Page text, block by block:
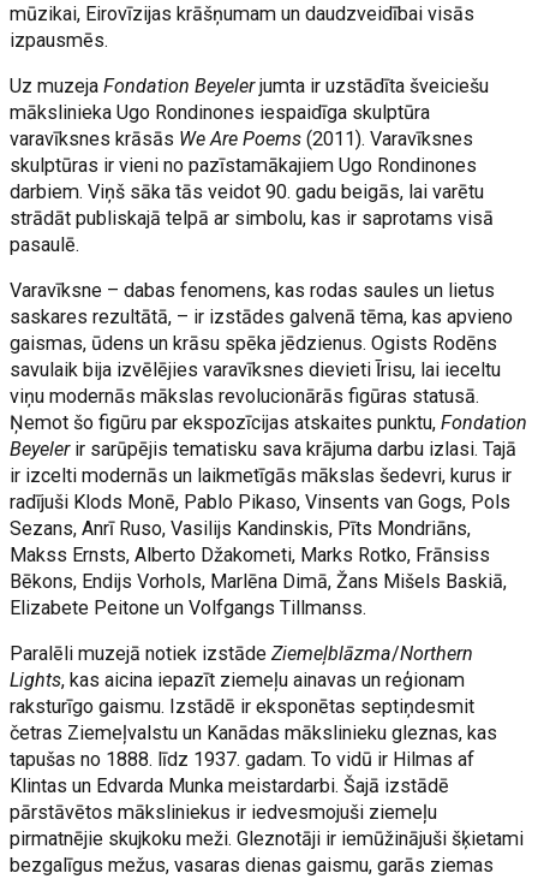
mūzikai, Eirovīzijas krāšņumam un daudzveidībai visās
izpausmēs.
Uz muzejaFondation Beyelerjumta ir uzstādīta šveiciešu
mākslinieka Ugo Rondinones iespaidīga skulptūra
varavīksnes krāsās We Are Poems (2011). Varavīksnes
skulptūras ir vieni no pazīstamākajiem Ugo Rondinones
darbiem. Viņš sāka tās veidot 90. gadu beigās, lai varētu
strādāt publiskajā telpā ar simbolu, kas ir saprotams visā
pasaulē.
Varavīksne – dabas fenomens, kas rodas saules un lietus
saskares rezultātā, – ir izstādes galvenā tēma, kas apvieno
gaismas, ūdens un krāsu spēka jēdzienus. Ogists Rodēns
savulaik bija izvēlējies varavīksnes dievieti Īrisu, lai ieceltu
viņu modernās mākslas revolucionārās figūras statusā.
Ņemot šo figūru par ekspozīcijas atskaites punktu,Fondation
Beyelerir sarūpējis tematisku sava krājuma darbu izlasi. Tajā
ir izcelti modernās un laikmetīgās mākslas šedevri, kurus ir
radījuši Klods Monē, Pablo Pikaso, Vinsents van Gogs, Pols
Sezans, Anrī Ruso, Vasilijs Kandinskis, Pīts Mondriāns,
Makss Ernsts, Alberto Džakometi, Marks Rotko, Frānsiss
Bēkons, Endijs Vorhols, Marlēna Dimā, Žans Mišels Baskiā,
Elizabete Peitone un Volfgangs Tillmanss.
Paralēli muzejā notiek izstādeZiemeļblāzma/Northern
Lights, kas aicina iepazīt ziemeļu ainavas un reģionam
raksturīgo gaismu. Izstādē ir eksponētas septiņdesmit
četras Ziemeļvalstu un Kanādas mākslinieku gleznas, kas
tapušas no 1888. līdz 1937. gadam. To vidū ir Hilmas af
Klintas un Edvarda Munka meistardarbi. Šajā izstādē
pārstāvētos māksliniekus ir iedvesmojuši ziemeļu
pirmatnējie skujkoku meži. Gleznotāji ir iemūžinājuši šķietami
bezgalīgus mežus, vasaras dienas gaismu, garās ziemas